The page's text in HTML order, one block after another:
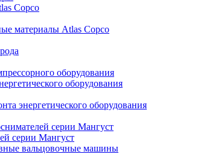
Copco
материалы Atlas Copco
оборудования
оборудования
энергетического оборудования
серии Мангуст
серии Мангуст
вальцовочные машины